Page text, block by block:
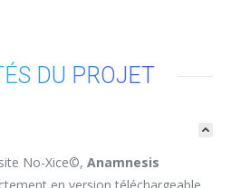
DU PROJET
No-Xice©, Anamnesis